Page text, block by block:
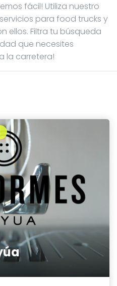
fácil! Utiliza nuestro
para food trucks y
ellos. Filtra tu búsqueda
que necesites
la carretera!